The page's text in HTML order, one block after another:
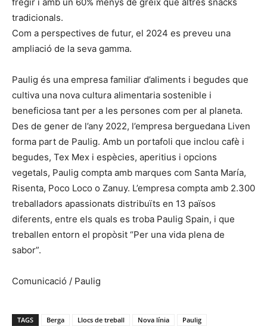
tradicionals.
Com a perspectives de futur, el 2024 es preveu una
ampliació de la seva gamma.
Paulig és una empresa familiar d’aliments i begudes que
cultiva una nova cultura alimentaria sostenible i
beneficiosa tant per a les persones com per al planeta.
Des de gener de l’any 2022, l’empresa berguedana Liven
forma part de Paulig. Amb un portafoli que inclou cafè i
begudes, Tex Mex i espècies, aperitius i opcions
vegetals, Paulig compta amb marques com Santa María,
Risenta, Poco Loco o Zanuy. L’empresa compta amb 2.300
treballadors apassionats distribuïts en 13 països
diferents, entre els quals es troba Paulig Spain, i que
treballen entorn el propòsit “Per una vida plena de
sabor”.
Comunicació / Paulig
TAGS Berga Llocs de treball Nova línia Paulig